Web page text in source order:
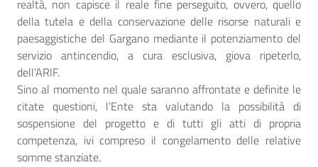
realtà, non capisce il reale fine perseguito, ovvero, quello
della tutela e della conservazione delle risorse naturali e
paesaggistiche del Gargano mediante il potenziamento del
servizio antincendio, a cura esclusiva, giova ripeterlo,
dell’ARIF.
Sino al momento nel quale saranno affrontate e definite le
citate questioni, l’Ente sta valutando la possibilità di
sospensione del progetto e di tutti gli atti di propria
competenza, ivi compreso il congelamento delle relative
somme stanziate.